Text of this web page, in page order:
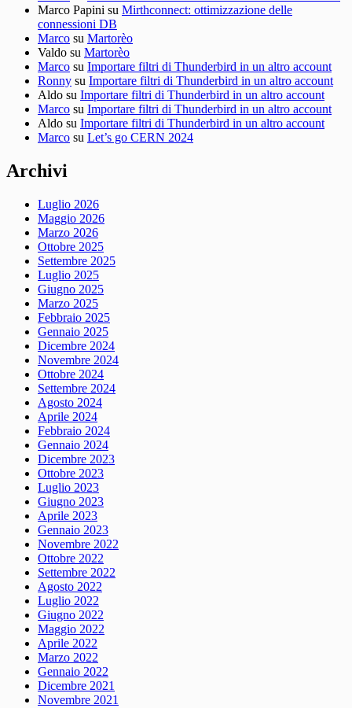
Marco Papini su Mirthconnect: ottimizzazione delle
connessioni DB
Marco su Martorèo
Valdo su Martorèo
Marco su Importare filtri di Thunderbird in un altro account
Ronny su Importare filtri di Thunderbird in un altro account
Aldo su Importare filtri di Thunderbird in un altro account
Marco su Importare filtri di Thunderbird in un altro account
Aldo su Importare filtri di Thunderbird in un altro account
Marco su Let’s go CERN 2024
Archivi
Luglio 2026
Maggio 2026
Marzo 2026
Ottobre 2025
Settembre 2025
Luglio 2025
Giugno 2025
Marzo 2025
Febbraio 2025
Gennaio 2025
Dicembre 2024
Novembre 2024
Ottobre 2024
Settembre 2024
Agosto 2024
Aprile 2024
Febbraio 2024
Gennaio 2024
Dicembre 2023
Ottobre 2023
Luglio 2023
Giugno 2023
Aprile 2023
Gennaio 2023
Novembre 2022
Ottobre 2022
Settembre 2022
Agosto 2022
Luglio 2022
Giugno 2022
Maggio 2022
Aprile 2022
Marzo 2022
Gennaio 2022
Dicembre 2021
Novembre 2021